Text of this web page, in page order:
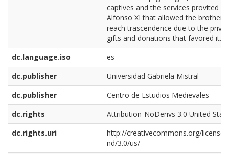
captives and the services provited
Alfonso XI that allowed the
reach trascendence due to the
gifts and donations that favored it.
dc.language.iso
es
dc.publisher
Universidad Gabriela Mistral
dc.publisher
Centro de Estudios Medievales
dc.rights
Attribution-NoDerivs 3.0 United
dc.rights.uri
http://creativecommons.org/
nd/3.0/us/